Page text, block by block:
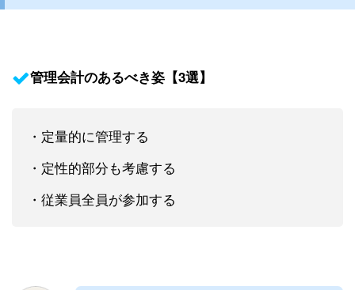
管理会計のあるべき姿【3選】
・定量的に管理する
・定性的部分も考慮する
・従業員全員が参加する